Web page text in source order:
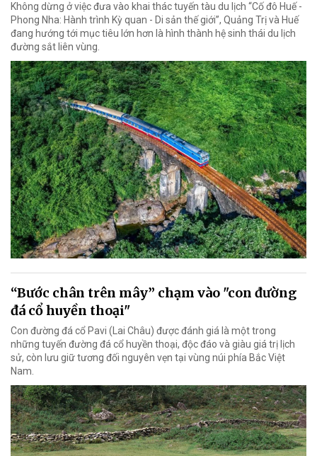
Không dừng ở việc đưa vào khai thác tuyến tàu du lịch “Cố đô Huế -
Phong Nha: Hành trình Kỳ quan - Di sản thế giới”, Quảng Trị và Huế
đang hướng tới mục tiêu lớn hơn là hình thành hệ sinh thái du lịch
đường sắt liên vùng.
“Bước chân trên mây” chạm vào "con đường
đá cổ huyền thoại"
Con đường đá cổ Pavi (Lai Châu) được đánh giá là một trong
những tuyến đường đá cổ huyền thoại, độc đáo và giàu giá trị lịch
sử, còn lưu giữ tương đối nguyên vẹn tại vùng núi phía Bắc Việt
Nam.